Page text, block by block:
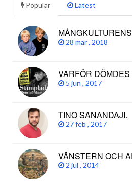
Popular Latest
28 mar , 2018
VARFÖR
5 jun , 2017
TINO SANANDAJI.
27 feb , 2017
VÄNSTERN OCH
2 jul , 2014